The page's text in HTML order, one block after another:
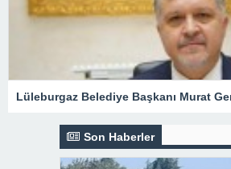
Son Haberler